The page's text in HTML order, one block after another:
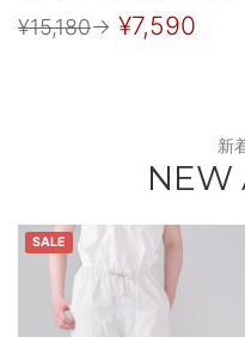
¥15,180→ ¥7,590
新
NEW
SALE